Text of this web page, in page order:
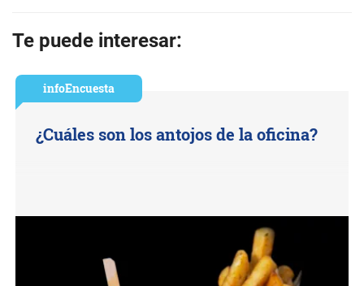
Te puede interesar:
infoEncuesta
¿Cuáles son los antojos de la oficina?